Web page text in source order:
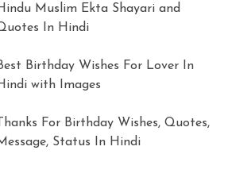
Muslim Ekta Shayari and
In Hindi
Birthday Wishes For Lover In
with Images
For Birthday Wishes, Quotes,
Status In Hindi